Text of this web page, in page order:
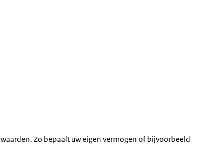
Zo bepaalt uw eigen vermogen of bijvoorbeeld